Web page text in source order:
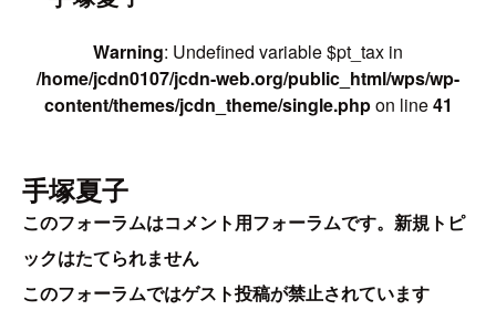
Warning: Undefined variable $pt_tax in
/home/jcdn0107/jcdn-web.org/public_html/wps/wp-
content/themes/jcdn_theme/single.phpon line41
手塚夏子
このフォーラムはコメント用フォーラムです。新規トピ
ックはたてられません
このフォーラムではゲスト投稿が禁止されています